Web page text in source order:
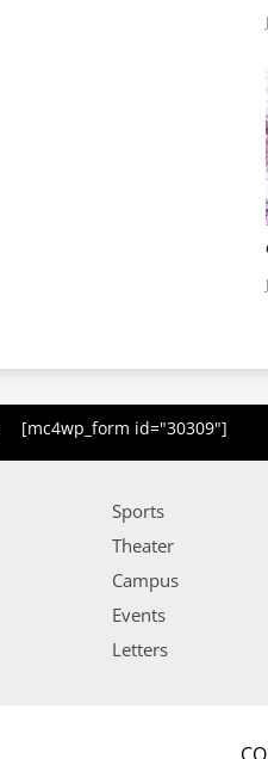
[mc4wp_form id="30309"]
Sports
Theater
Campus
Events
Letters